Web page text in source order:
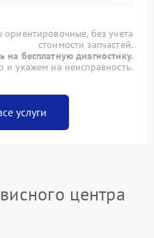
без учета
стоимости запчастей.
на бесплатную диагностику.
укажем на неисправность.
услуги
центра